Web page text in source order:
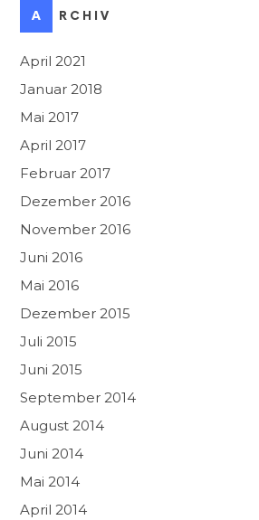
ARCHIV
April 2021
Januar 2018
Mai 2017
April 2017
Februar 2017
Dezember 2016
November 2016
Juni 2016
Mai 2016
Dezember 2015
Juli 2015
Juni 2015
September 2014
August 2014
Juni 2014
Mai 2014
April 2014